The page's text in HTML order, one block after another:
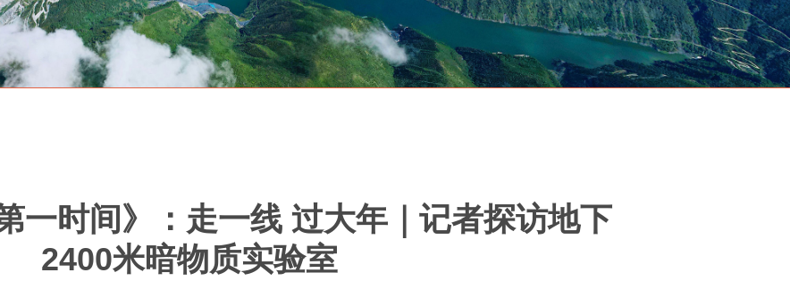
一时间》：走一线 过大年｜记者探访地下
2400米暗物质实验室